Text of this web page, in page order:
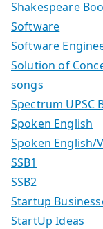
Shakespeare
Software
Software
Solution of
songs
Spectrum UPSC
Spoken English
Spoken English/
SSB1
SSB2
Startup
StartUp Ideas